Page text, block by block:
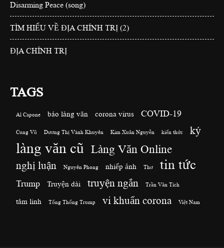
Disarming Peace (song)
TÌM HIỂU VỀ ĐỊA CHÍNH TRỊ (2)
ĐỊA CHÍNH TRỊ
TAGS
Al Capone báo làng văn corona virus COVID-19
Cung Vũ Dương Thị Vành Khuyên Kim Xuân Nguyễn kiến thức ký
làng văn cũ Làng Văn Online
nghị luận Nguyên Phong nhiếp ảnh Thơ tin tức
Trump Truyện dài truyện ngắn Trần Văn Tích
tâm linh Tổng Thống Trump vi khuẩn corona Việt Nam